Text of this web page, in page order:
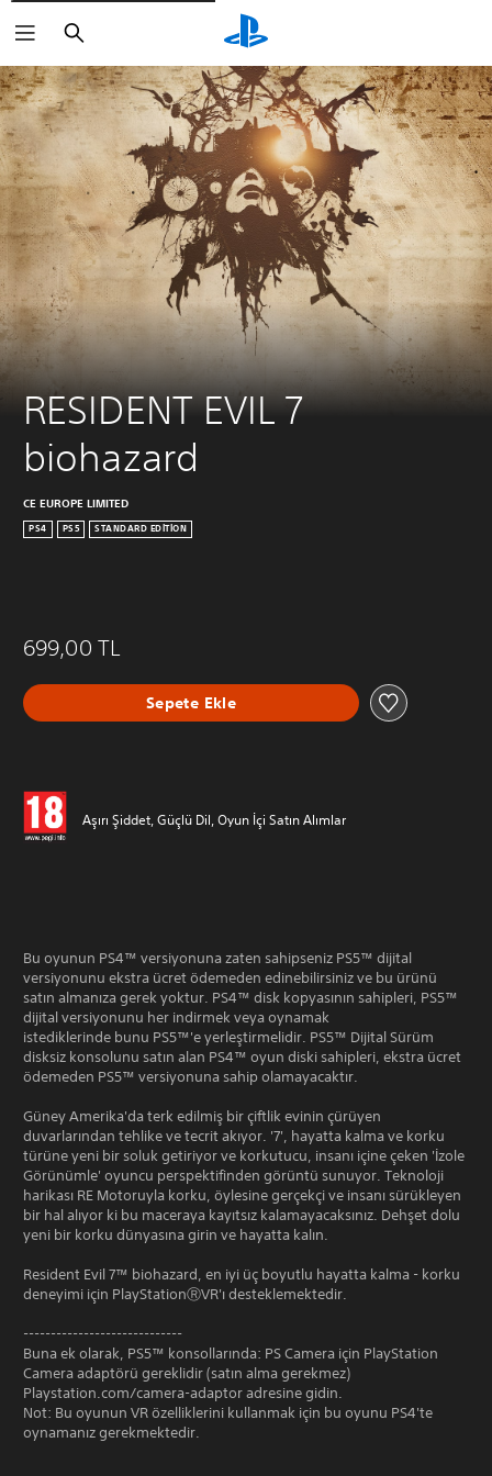
Arama
RESIDENT EVIL 7
biohazard
CE EUROPE LIMITED
PS4 PS5 STANDARD EDITION
699,00 TL
Sepete Ekle
Aşırı Şiddet, Güçlü Dil, Oyun İçi Satın Alımlar
Bu oyunun PS4™ versiyonuna zaten sahipseniz PS5™ dijital
versiyonunu ekstra ücret ödemeden edinebilirsiniz ve bu ürünü
satın almanıza gerek yoktur. PS4™ disk kopyasının sahipleri, PS5™
dijital versiyonunu her indirmek veya oynamak
istediklerinde bunu PS5™'e yerleştirmelidir. PS5™ Dijital Sürüm
disksiz konsolunu satın alan PS4™ oyun diski sahipleri, ekstra ücret
ödemeden PS5™ versiyonuna sahip olamayacaktır.
Güney Amerika'da terk edilmiş bir çiftlik evinin çürüyen
duvarlarından tehlike ve tecrit akıyor. '7', hayatta kalma ve korku
türüne yeni bir soluk getiriyor ve korkutucu, insanı içine çeken 'İzole
Görünümle' oyuncu perspektifinden görüntü sunuyor. Teknoloji
harikası RE Motoruyla korku, öylesine gerçekçi ve insanı sürükleyen
bir hal alıyor ki bu maceraya kayıtsız kalamayacaksınız. Dehşet dolu
yeni bir korku dünyasına girin ve hayatta kalın.
Resident Evil 7™ biohazard, en iyi üç boyutlu hayatta kalma - korku
deneyimi için PlayStationⓇVR'ı desteklemektedir.
-----------------------------
Buna ek olarak, PS5™ konsollarında: PS Camera için PlayStation
Camera adaptörü gereklidir (satın alma gerekmez)
Playstation.com/camera-adaptor adresine gidin.
Not: Bu oyunun VR özelliklerini kullanmak için bu oyunu PS4'te
oynamanız gerekmektedir.